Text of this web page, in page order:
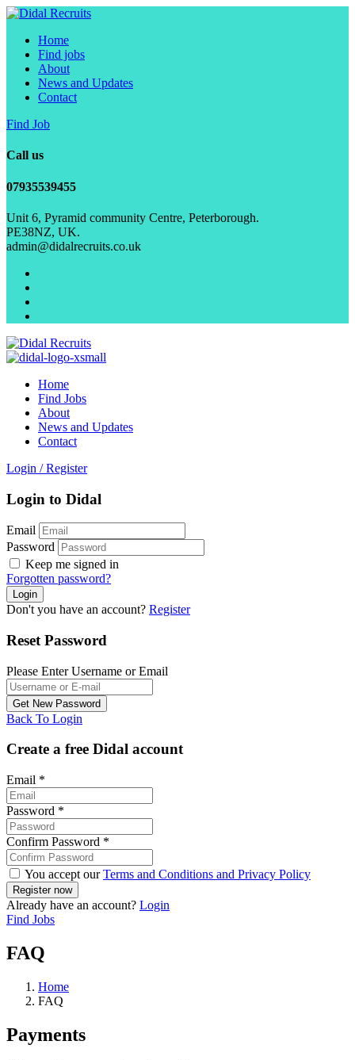
Home
Find jobs
About
News and Updates
Contact
Find Job
Call us
07935539455
Unit 6, Pyramid community Centre, Peterborough.
PE38NZ, UK.
admin@didalrecruits.co.uk
Home
Find Jobs
About
News and Updates
Contact
Login / Register
Login to Didal
Email
Password
Keep me signed in
Forgotten password?
Don't you have an account? Register
Reset Password
Please Enter Username or Email
Back To Login
Create a free Didal account
Email *
Password *
Confirm Password *
You accept ourTerms and Conditions and Privacy Policy
Already have an account? Login
Find Jobs
FAQ
Home
FAQ
Payments